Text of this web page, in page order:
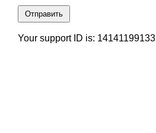
Отправить
Your support ID is: